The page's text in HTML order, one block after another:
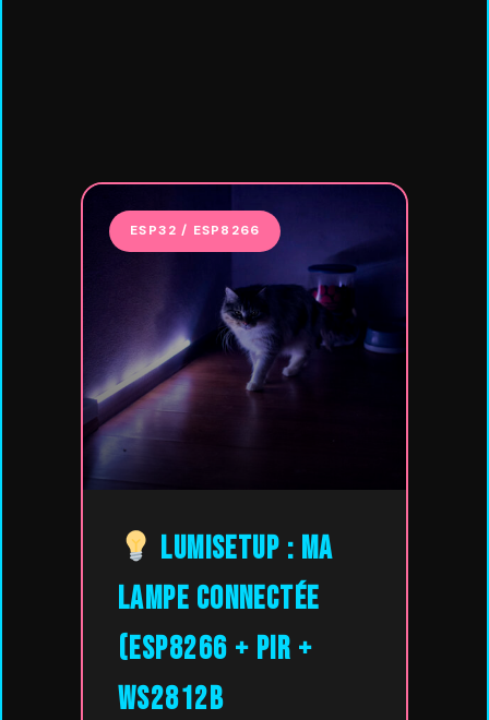
ESP32 / ESP8266
LumiSetup : Ma
lampe connectée
(ESP8266 + PIR +
WS2812B